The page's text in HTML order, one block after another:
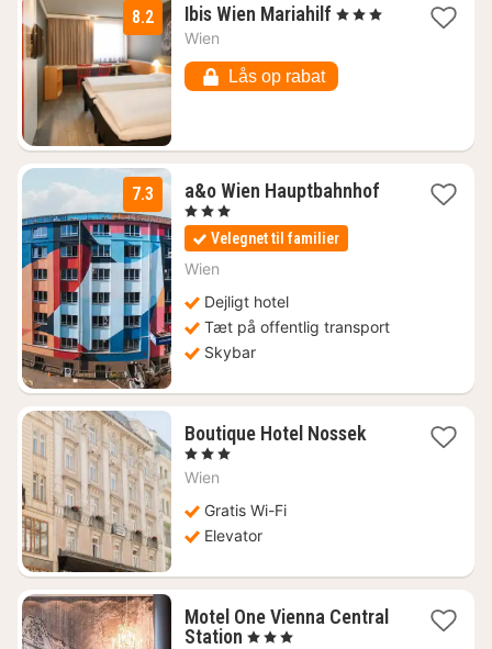
8.2 Ibis Wien Mariahilf 2
503
kr.
, 3 Stjerner
Wien
Lås op rabat
7.3 a&o Wien Hauptbahnhof2
, 3 Stjerner
Velegnet til familier
Wien
Dejligt hotel
Tæt på offentlig transport
Skybar
Boutique Hotel Nossek1
, 3 Stjerner
Wien
Gratis Wi-Fi
Elevator
Motel One Vienna Central
Station 1
, 3 Stjerner